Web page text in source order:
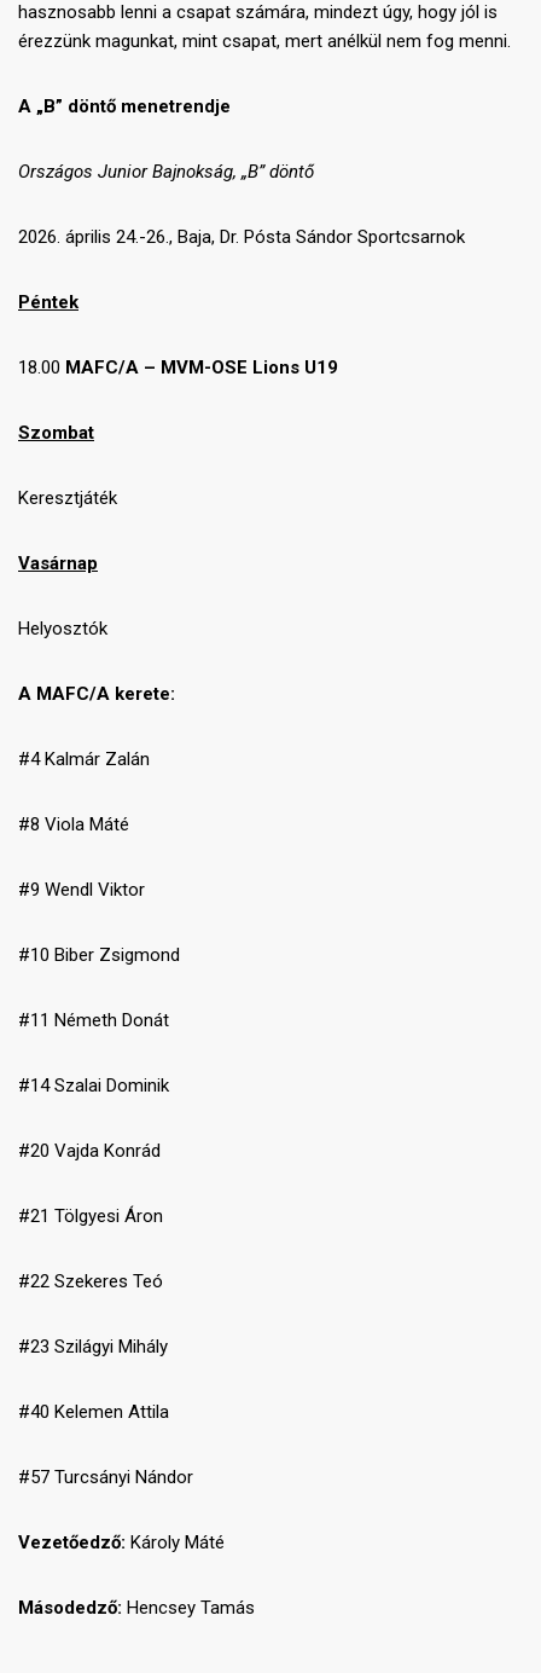
hasznosabb lenni a csapat számára, mindezt úgy, hogy jól is
érezzünk magunkat, mint csapat, mert anélkül nem fog menni.
A „B” döntő menetrendje
Országos Junior Bajnokság, „B” döntő
2026. április 24.-26., Baja, Dr. Pósta Sándor Sportcsarnok
Péntek
18.00 MAFC/A – MVM-OSE Lions U19
Szombat
Keresztjáték
Vasárnap
Helyosztók
A MAFC/A kerete:
#4 Kalmár Zalán
#8 Viola Máté
#9 Wendl Viktor
#10 Biber Zsigmond
#11 Németh Donát
#14 Szalai Dominik
#20 Vajda Konrád
#21 Tölgyesi Áron
#22 Szekeres Teó
#23 Szilágyi Mihály
#40 Kelemen Attila
#57 Turcsányi Nándor
Vezetőedző: Károly Máté
Másodedző: Hencsey Tamás